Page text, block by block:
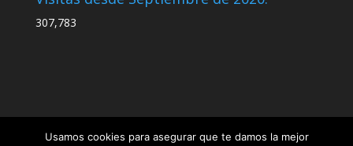
307,783
Usamos cookies para asegurar que te damos la mejor